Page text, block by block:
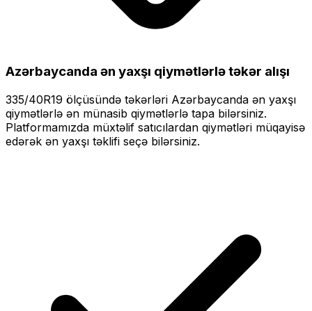
Azərbaycanda ən yaxşı qiymətlərlətəkər alışı
335/40R19 ölçüsündə təkərləri Azərbaycanda ən yaxşı
qiymətlərlə ən münasib qiymətlərlə tapa bilərsiniz.
Platformamızda müxtəlif satıcılardan qiymətləri müqayisə
edərək ən yaxşı təklifi seçə bilərsiniz.